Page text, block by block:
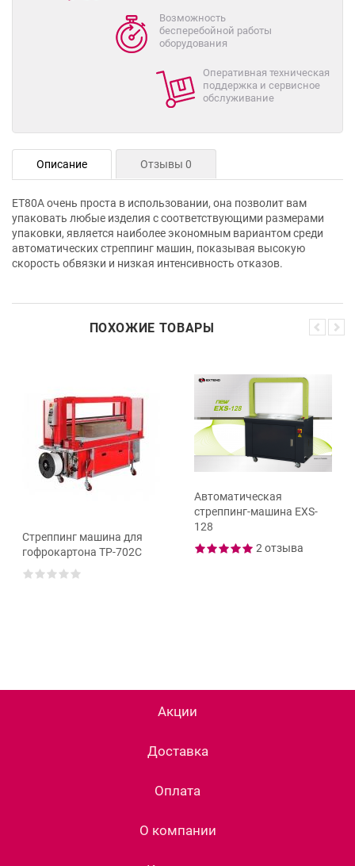
Возможность
бесперебойной работы
оборудования
Оперативная техническая
поддержка и сервисное
обслуживание
Описание Отзывы 0
ET80A очень проста в использовании, она позволит вам
упаковать любые изделия с соответствующими размерами
упаковки, является наиболее экономным вариантом среди
автоматических стреппинг машин, показывая высокую
скорость обвязки и низкая интенсивность отказов.
ПОХОЖИЕ ТОВАРЫ
Стреппинг машина для
гофрокартона TP-702C
Автоматическая
стреппинг-машина EXS-
128
2 отзыва
Акции
Доставка
Оплата
О компании